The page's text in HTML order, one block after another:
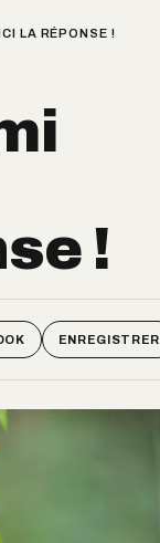
LA RÉPONSE !
!
ENREGISTRER